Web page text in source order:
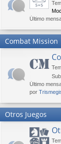
Último
Combat Mission
Último
por
Otros Juegos